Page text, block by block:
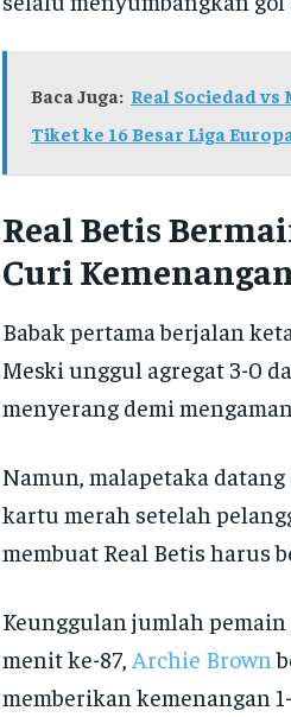
Baca Juga: Real Sociedad
Tiket ke 16 Besar Liga
Real Betis
Curi
Babak pertama berjalan
Meski unggul agregat 3-0
menyerang demi
Namun, malapetaka
kartu merah setelah
membuat Real Betis harus
Keunggulan jumlah
menit ke-87, Archie Brown
memberikan kemenangan